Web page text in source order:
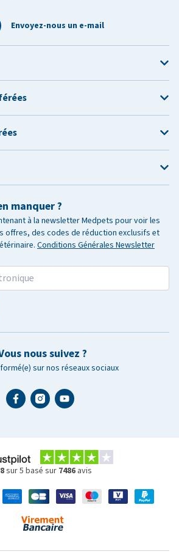
Envoyez-nous un e-mail
manquer ?
à la newsletter Medpets pour voir les
offres, des codes de réduction exclusifs et
Conditions Générales Newsletter
nous suivez ?
sur nos réseaux sociaux
sur 5 basé sur 7486 avis